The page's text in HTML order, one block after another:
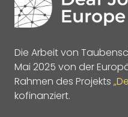
Die Arbeit von
Mai 2025 von der
Rahmen des Projekts
kofinanziert.